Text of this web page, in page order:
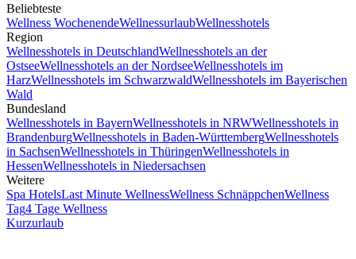
Beliebteste
Wellness WochenendeWellnessurlaubWellnesshotels
Region
Wellnesshotels in DeutschlandWellnesshotels an der
OstseeWellnesshotels an der NordseeWellnesshotels im
HarzWellnesshotels im SchwarzwaldWellnesshotels im Bayerischen
Wald
Bundesland
Wellnesshotels in BayernWellnesshotels in NRWWellnesshotels in
BrandenburgWellnesshotels in Baden-WürttembergWellnesshotels
in SachsenWellnesshotels in ThüringenWellnesshotels in
HessenWellnesshotels in Niedersachsen
Weitere
Spa HotelsLast Minute WellnessWellness SchnäppchenWellness
Tag4 Tage Wellness
Kurzurlaub